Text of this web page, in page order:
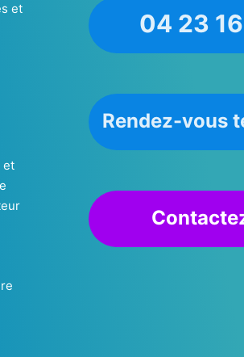
et
et
04 23
Rendez-vous